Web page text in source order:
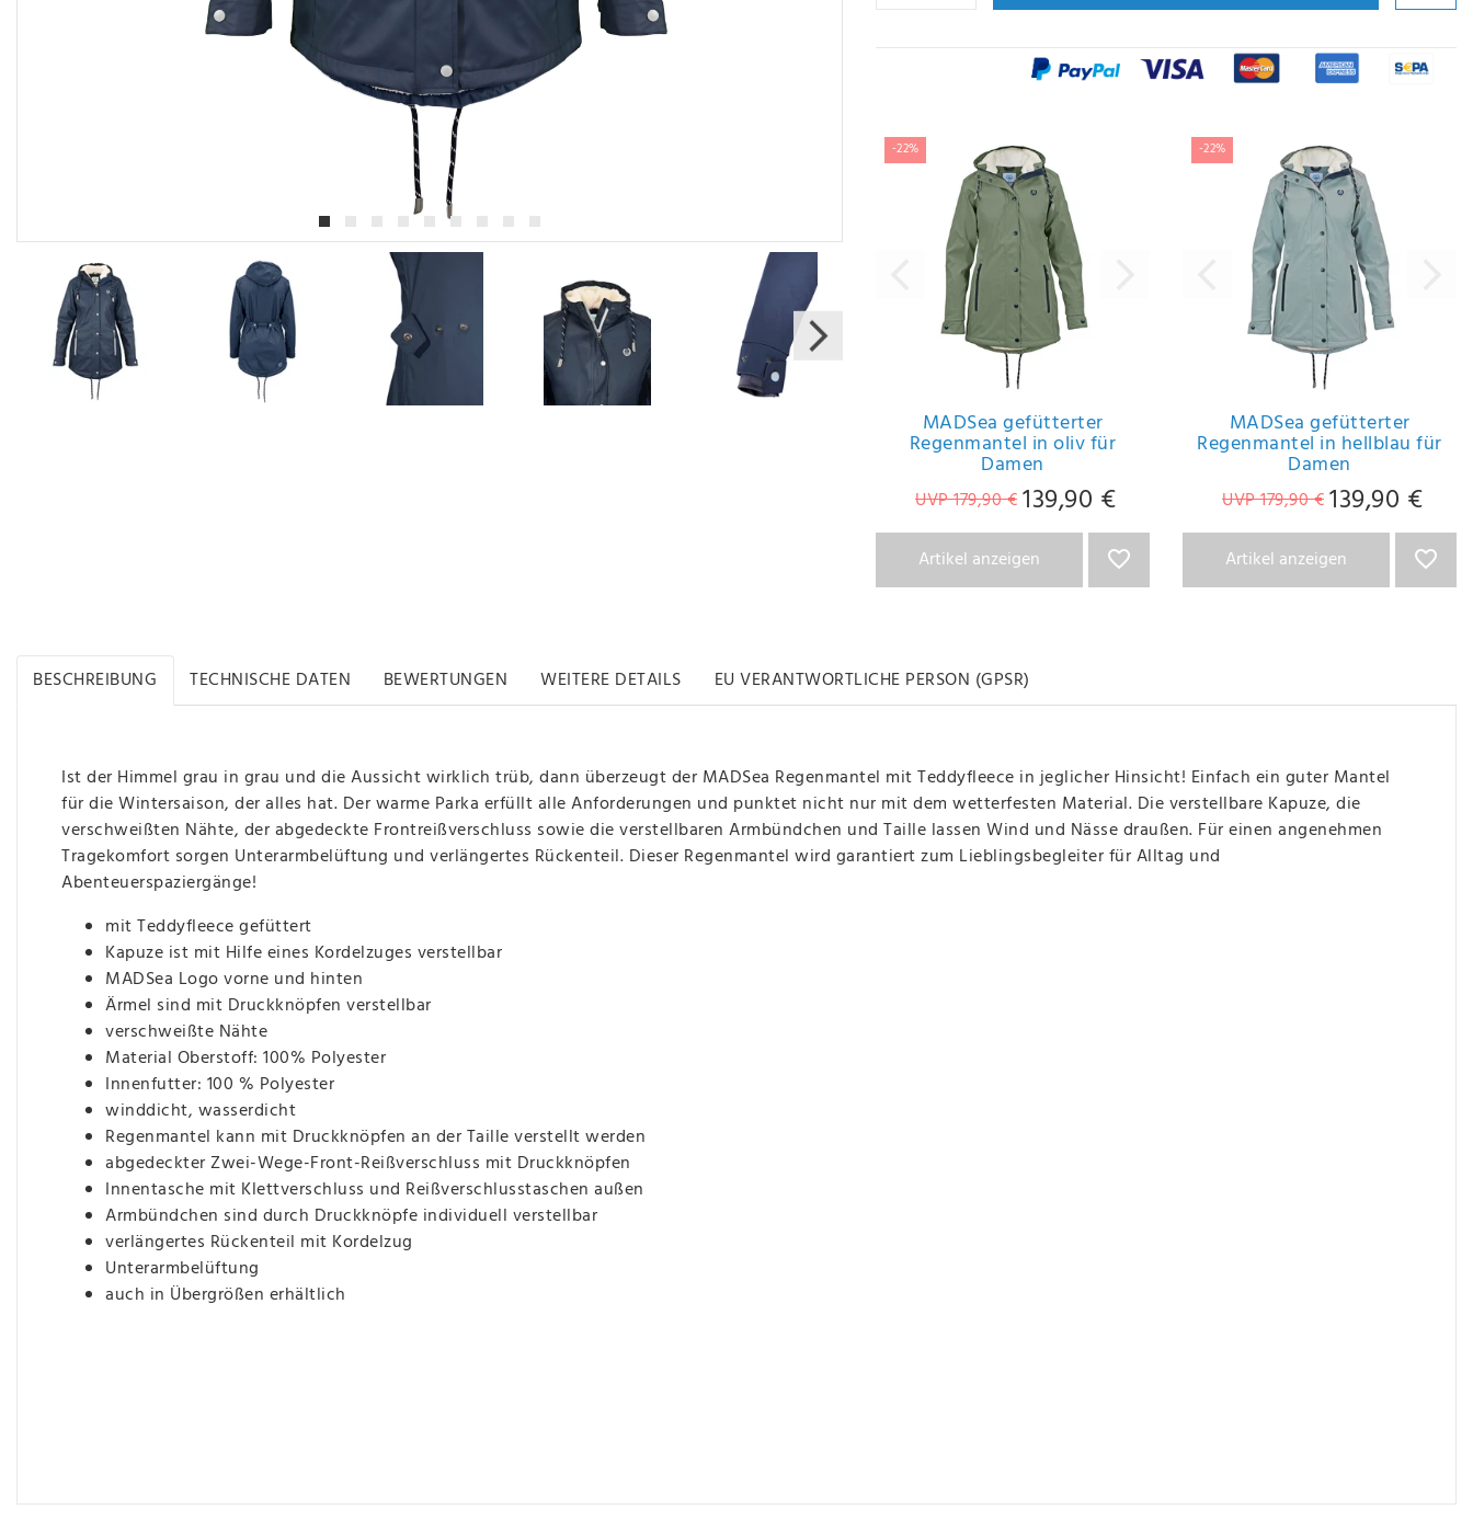
-22%
MADSea gefütterter
Regenmantel in oliv für
Damen
UVP 179,90 €139,90 €
Artikel anzeigen
-22%
MADSea gefütterter
Regenmantel in hellblau für
Damen
UVP 179,90 €139,90 €
Artikel anzeigen
BESCHREIBUNG TECHNISCHE DATEN BEWERTUNGEN WEITERE DETAILS EU VERANTWORTLICHE PERSON (GPSR)
Ist der Himmel grau in grau und die Aussicht wirklich trüb, dann überzeugt der MADSea Regenmantel mit Teddyfleece in jeglicher Hinsicht! Einfach ein guter Mantel
für die Wintersaison, der alles hat. Der warme Parka erfüllt alle Anforderungen und punktet nicht nur mit dem wetterfesten Material. Die verstellbare Kapuze, die
verschweißten Nähte, der abgedeckte Frontreißverschluss sowie die verstellbaren Armbündchen und Taille lassen Wind und Nässe draußen. Für einen angenehmen
Tragekomfort sorgen Unterarmbelüftung und verlängertes Rückenteil. Dieser Regenmantel wird garantiert zum Lieblingsbegleiter für Alltag und
Abenteuerspaziergänge!
mit Teddyfleece gefüttert
Kapuze ist mit Hilfe eines Kordelzuges verstellbar
MADSea Logo vorne und hinten
Ärmel sind mit Druckknöpfen verstellbar
verschweißte Nähte
Material Oberstoff: 100% Polyester
Innenfutter: 100 % Polyester
winddicht, wasserdicht
Regenmantel kann mit Druckknöpfen an der Taille verstellt werden
abgedeckter Zwei-Wege-Front-Reißverschluss mit Druckknöpfen
Innentasche mit Klettverschluss und Reißverschlusstaschen außen
Armbündchen sind durch Druckknöpfe individuell verstellbar
verlängertes Rückenteil mit Kordelzug
Unterarmbelüftung
auch in Übergrößen erhältlich